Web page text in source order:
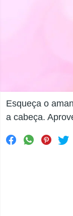
Esqueça o
a cabeça.